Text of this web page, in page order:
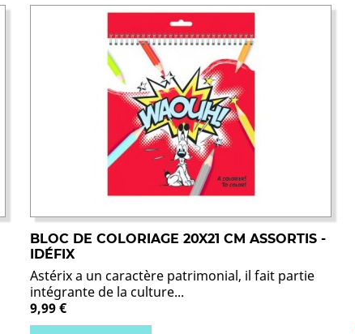
BLOC DE COLORIAGE 20X21 CM ASSORTIS -
IDÉFIX
Astérix a un caractère patrimonial, il fait partie
intégrante de la culture...
9,99 €